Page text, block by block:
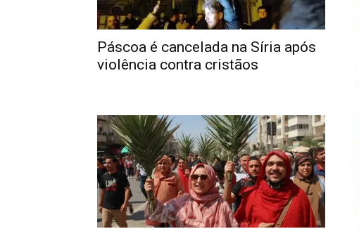
Páscoa é cancelada na Síria após
violência contra cristãos